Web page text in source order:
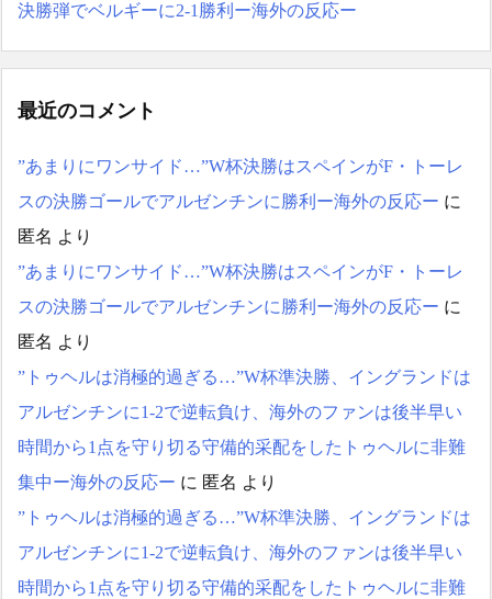
決勝弾でベルギーに2-1勝利ー海外の反応ー
最近のコメント
”あまりにワンサイド…”W杯決勝はスペインがF・トーレ
スの決勝ゴールでアルゼンチンに勝利ー海外の反応ー に
匿名 より
”あまりにワンサイド…”W杯決勝はスペインがF・トーレ
スの決勝ゴールでアルゼンチンに勝利ー海外の反応ー に
匿名 より
”トゥヘルは消極的過ぎる…”W杯準決勝、イングランドは
アルゼンチンに1-2で逆転負け、海外のファンは後半早い
時間から1点を守り切る守備的采配をしたトゥヘルに非難
集中ー海外の反応ー に 匿名 より
”トゥヘルは消極的過ぎる…”W杯準決勝、イングランドは
アルゼンチンに1-2で逆転負け、海外のファンは後半早い
時間から1点を守り切る守備的采配をしたトゥヘルに非難